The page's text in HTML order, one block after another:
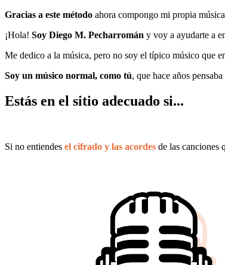
Gracias a este método ahora compongo mi propia
¡Hola! Soy Diego M. Pecharromán y voy a ayudarte a
Me dedico a la música, pero no soy el típico músico que
Soy un músico normal, como tú, que hace años
Estás en el sitio adecuado si...
Si no entiendes el cifrado y las acordes de las canciones